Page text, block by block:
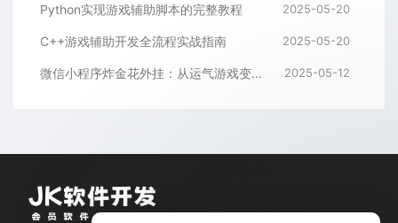
Python实现游戏辅助脚本的完整教程 2025-05-20
C++游戏辅助开发全流程实战指南 2025-05-20
微信小程序炸金花外挂：从运气游戏变成逻辑游戏 2025-05-12